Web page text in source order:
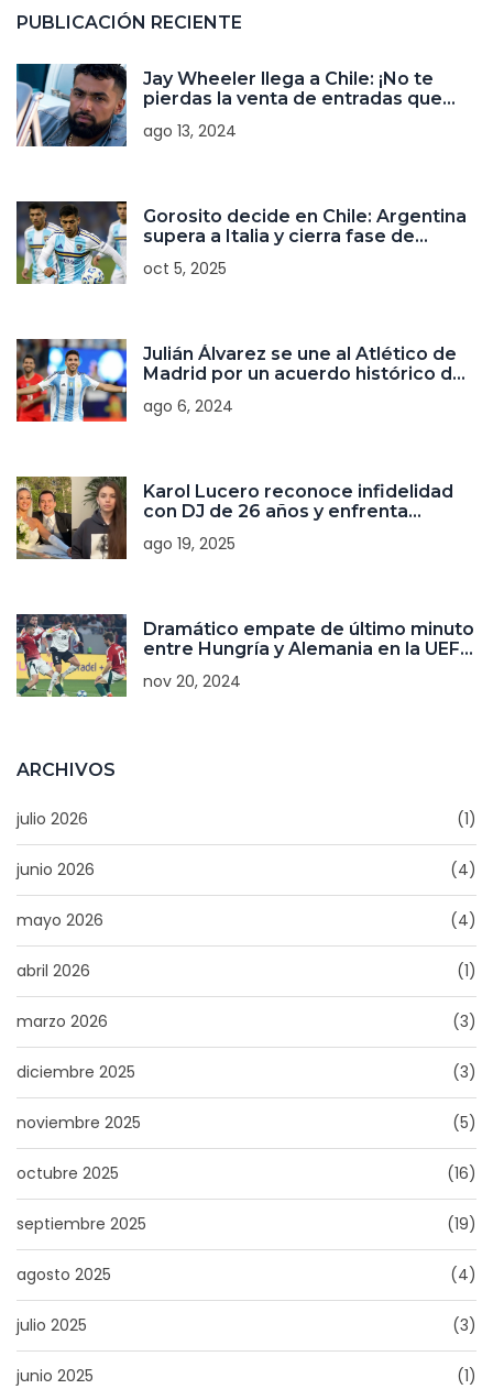
PUBLICACIÓN RECIENTE
Jay Wheeler llega a Chile: ¡No te
pierdas la venta de entradas que
ago 13, 2024
Gorosito decide en Chile: Argentina
supera a Italia y cierra fase de
oct 5, 2025
Julián Álvarez se une al Atlético de
Madrid por un acuerdo histórico de
ago 6, 2024
Karol Lucero reconoce infidelidad
con DJ de 26 años y enfrenta
ago 19, 2025
Dramático empate de último minuto
entre Hungría y Alemania en la UEFA
nov 20, 2024
ARCHIVOS
julio 2026 (1)
junio 2026 (4)
mayo 2026 (4)
abril 2026 (1)
marzo 2026 (3)
diciembre 2025 (3)
noviembre 2025 (5)
octubre 2025 (16)
septiembre 2025 (19)
agosto 2025 (4)
julio 2025 (3)
junio 2025 (1)